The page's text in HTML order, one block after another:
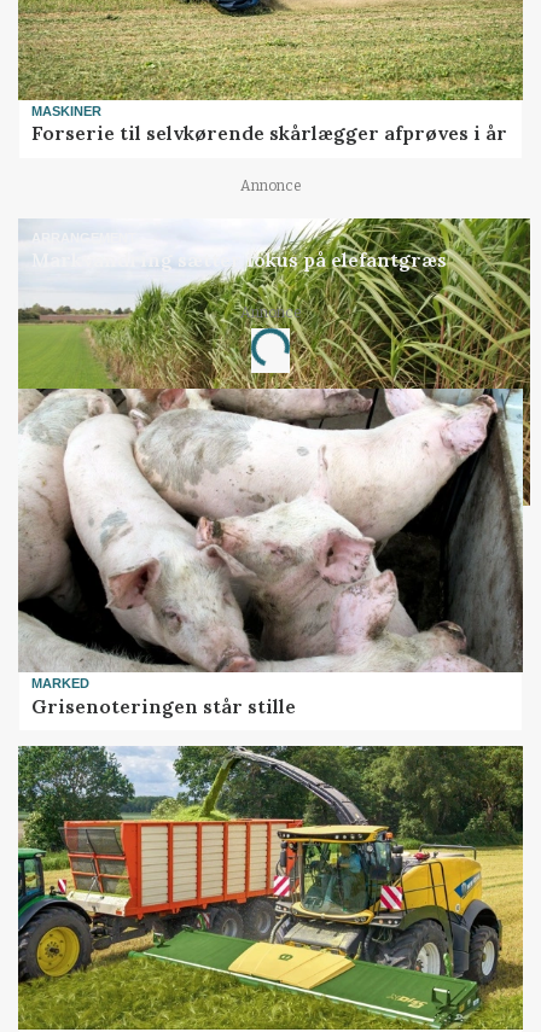
MASKINER
Forserie til selvkørende skårlægger afprøves i år
Annonce
ARRANGEMENT
Markvandring sætter fokus på elefantgræs
Annonce
Loading...
MARKED
Grisenoteringen står stille